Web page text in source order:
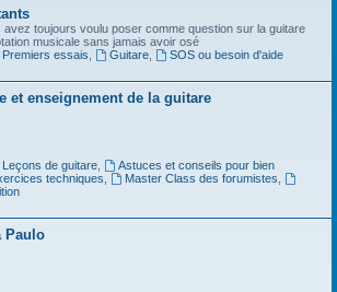
avez toujours voulu poser comme question sur la guitare
musicale sans jamais avoir osé
Premiers essais Guitare,
SOS ou besoin d'aide
et enseignement de la guitare
Leçons de guitare,
Astuces et conseils pour bien
techniques Master Class des forumistes
Paulo